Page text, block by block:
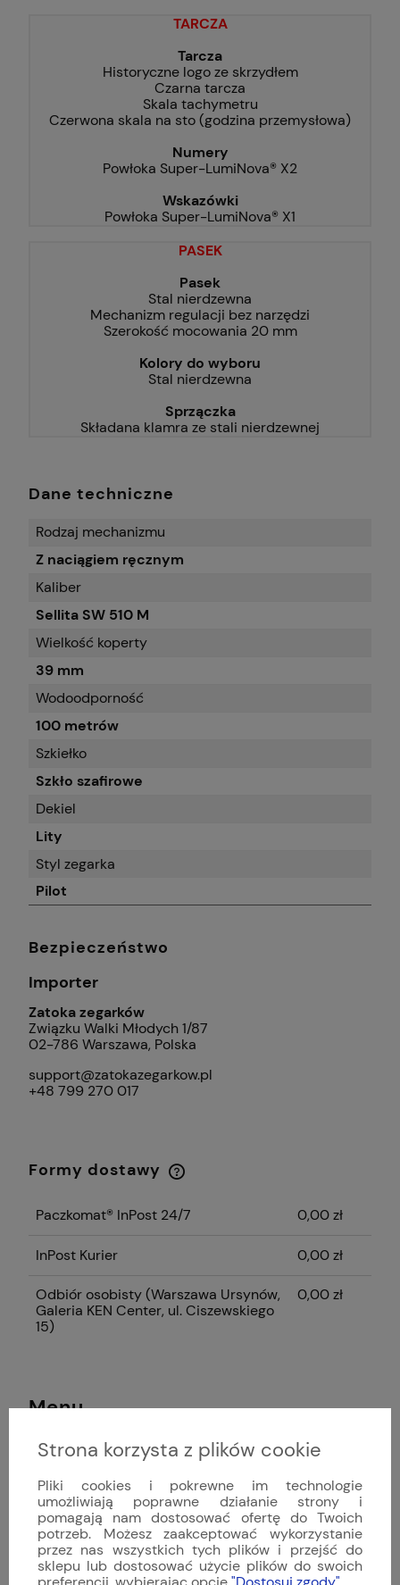
TARCZA
Tarcza
Historyczne logo ze skrzydłem
Czarna tarcza
Skala tachymetru
Czerwona skala na sto (godzina przemysłowa)
Numery
Powłoka Super-LumiNova® X2
Wskazówki
Powłoka Super-LumiNova® X1
PASEK
Pasek
Stal nierdzewna
Mechanizm regulacji bez narzędzi
Szerokość mocowania 20 mm
Kolory do wyboru
Stal nierdzewna
Sprzączka
Składana klamra ze stali nierdzewnej
Dane techniczne
Rodzaj mechanizmu
Z naciągiem ręcznym
Kaliber
Sellita SW 510 M
Wielkość koperty
39 mm
Wodoodporność
100 metrów
Szkiełko
Szkło szafirowe
Dekiel
Lity
Styl zegarka
Pilot
Bezpieczeństwo
Importer
Zatoka zegarków
Związku Walki Młodych 1/87
02-786 Warszawa, Polska
support@zatokazegarkow.pl
+48 799 270 017
Formy dostawy
Cena nie zawiera ewentualnych kosztów
Paczkomat® InPost 24/7 0,00 zł
InPost Kurier 0,00 zł
Odbiór osobisty(Warszawa Ursynów,
Galeria KEN Center, ul. Ciszewskiego
15)
0,00 zł
Menu
Zegarki z wysyłką w 24h [Warszawa]
Sinn Spezialuhren
Hanhart
Damasko
Strona korzysta z plików cookie
Pliki cookies i pokrewne im technologie
umożliwiają poprawne działanie strony i
pomagają nam dostosować ofertę do Twoich
potrzeb. Możesz zaakceptować wykorzystanie
przez nas wszystkich tych plików i przejść do
sklepu lub dostosować użycie plików do swoich